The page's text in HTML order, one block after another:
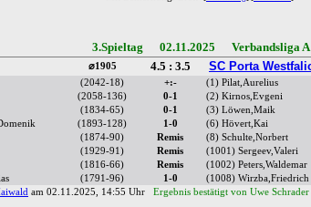
3.Spieltag 02.11.2025 Verbandsliga A
⌀1905 4.5 : 3.5 SC Porta
(2042-18) +:- (1) Pilat,Aurelius
(2058-136) 0-1 (2) Kirnos,Evgeni
(1834-65) 0-1 (3) Löwen,Maik
(1893-128) 1-0 (6) Hövert,Kai
(1874-90) Remis (8) Schulte,Norbert
(1929-91) Remis (1001) Sergeev,Valeri
(1816-66) Remis (1002) Peters,Waldemar
(1791-96) 1-0 (1008) Wirzba,Friedrich
am 02.11.2025, 14:55 Uhr Ergebnis bestätigt von Uwe